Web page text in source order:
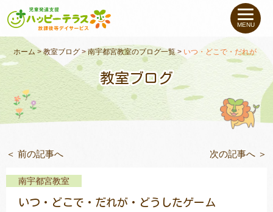
私たちについて
未就学のお子さま（０〜６才）
小学生〜高校生のお子さま
支援事例
教室一覧
MENU
ホーム >教室ブログ>南宇都宮教室のブログ一覧> いつ・どこで・だれが・
教室ブログ
＜ 前の記事へ 次の記事へ ＞
南宇都宮教室
いつ・どこで・だれが・どうしたゲーム